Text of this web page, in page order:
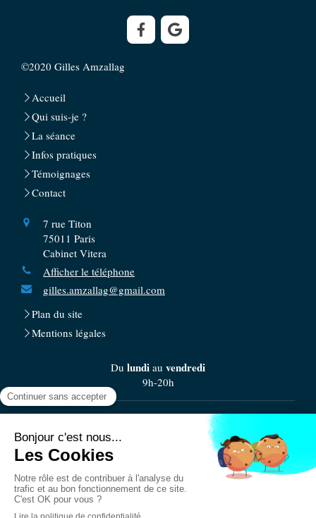
©2020 Gilles Amzallag
Accueil
Qui suis-je ?
La séance
Infos pratiques
Témoignages
Contact
7 rue Titon
75011 Paris
Cabinet Vitera
Afficher le téléphone
gilles.amzallag@gmail.com
Plan du site
Mentions légales
Du lundi au vendredi
9h-20h
Lesamedi
Prendre rendez-vous